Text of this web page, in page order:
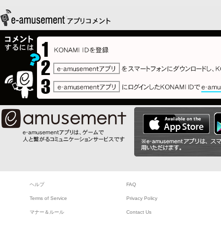
ヘルプ FAQ
Terms of Service Privacy Policy
マナー＆ルール Contact Us